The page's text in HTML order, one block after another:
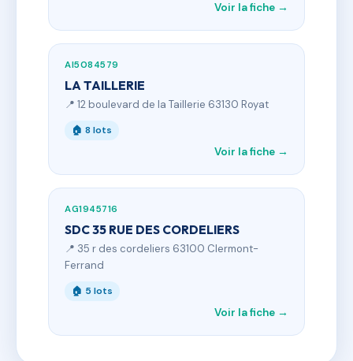
Voir la fiche →
AI5084579
LA TAILLERIE
📍 12 boulevard de la Taillerie 63130 Royat
🏠 8 lots
Voir la fiche →
AG1945716
SDC 35 RUE DES CORDELIERS
📍 35 r des cordeliers 63100 Clermont-
Ferrand
🏠 5 lots
Voir la fiche →